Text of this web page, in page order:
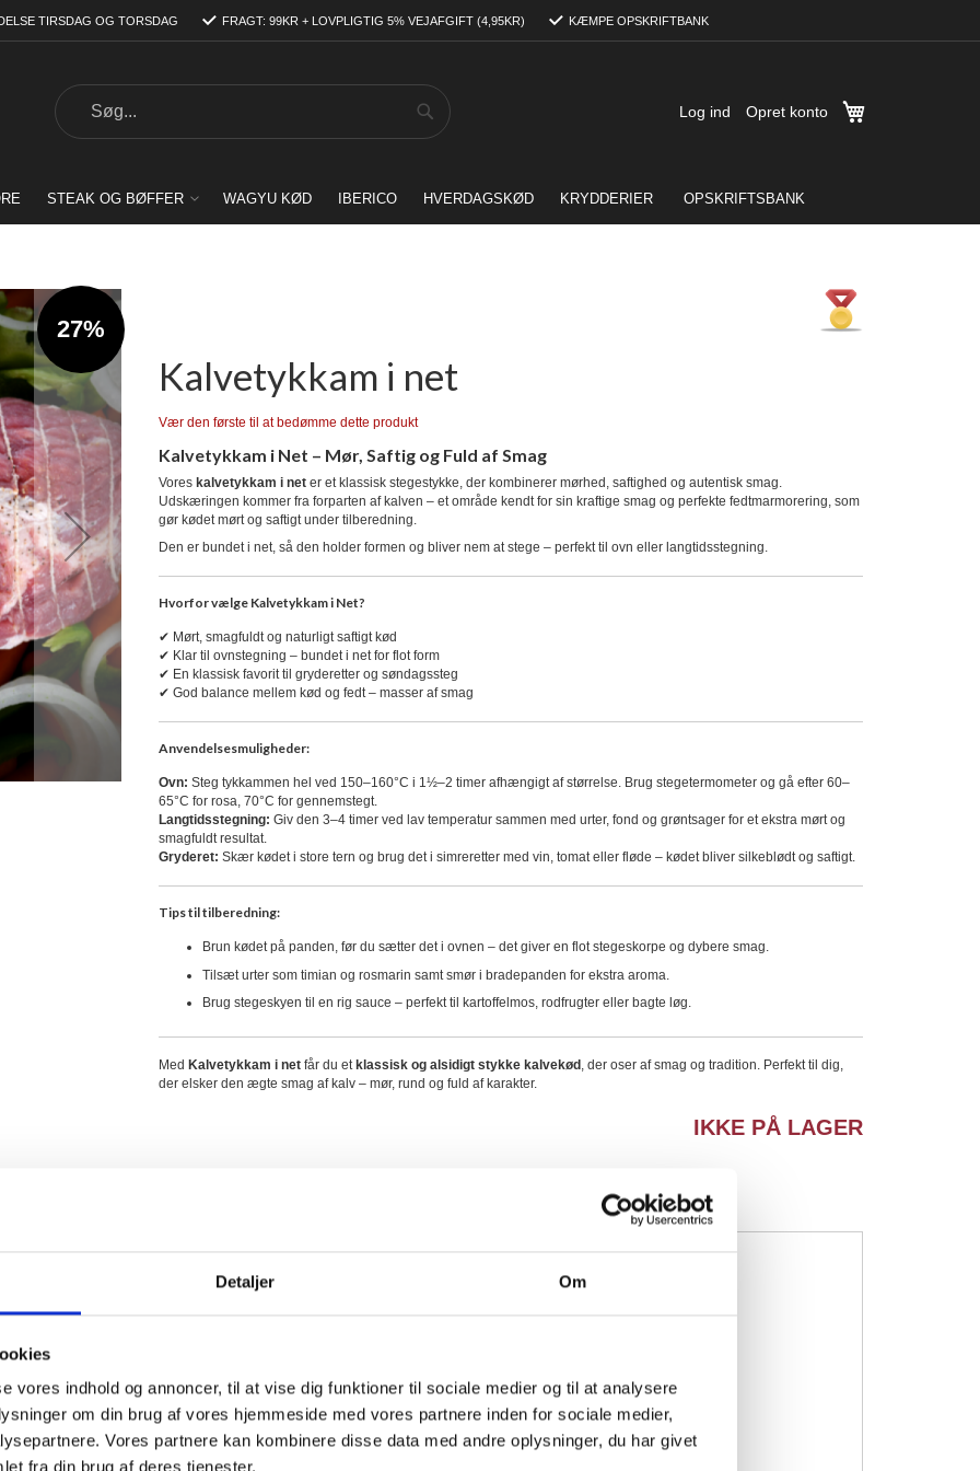
Detaljer Om
vores indhold og annoncer, til at vise dig funktioner til sociale medier og til at analysere
om din brug af vores hjemmeside med vores partnere inden for sociale medier,
Vores partnere kan kombinere disse data med andre oplysninger, du har givet
fra din brug af deres tjenester.
TIRSDAG OG TORSDAG FRAGT: 99KR + LOVPLIGTIG 5% VEJAFGIFT (4,95KR) KÆMPE OPSKRIFTBANK
Log ind Opret konto
Search
Search
STEAK OG BØFFER WAGYU KØD IBERICO HVERDAGSKØD KRYDDERIER OPSKRIFTSBANK
27%
Kalvetykkam i net
Vær den første til at bedømme dette produkt
Kalvetykkam i Net – Mør, Saftig og Fuld af Smag
Vores kalvetykkam i neter et klassisk stegestykke, der kombinerer mørhed, saftighed og autentisk smag.
Udskæringen kommer fra forparten af kalven – et område kendt for sin kraftige smag og perfekte fedtmarmorering, som
gør kødet mørt og saftigt under tilberedning.
Den er bundet i net, så den holder formen og bliver nem at stege – perfekt til ovn eller langtidsstegning.
Hvorfor vælge Kalvetykkam i Net?
✔ Mørt, smagfuldt og naturligt saftigt kød
✔ Klar til ovnstegning – bundet i net for flot form
✔ En klassisk favorit til gryderetter og søndagssteg
✔ God balance mellem kød og fedt – masser af smag
Anvendelsesmuligheder:
Ovn: Steg tykkammen hel ved 150–160°C i 1½–2 timer afhængigt af størrelse. Brug stegetermometer og gå efter 60–
65°C for rosa, 70°C for gennemstegt.
Langtidsstegning: Giv den 3–4 timer ved lav temperatur sammen med urter, fond og grøntsager for et ekstra mørt og
smagfuldt resultat.
Gryderet: Skær kødet i store tern og brug det i simreretter med vin, tomat eller fløde – kødet bliver silkeblødt og saftigt.
Tips til tilberedning:
Brun kødet på panden, før du sætter det i ovnen – det giver en flot stegeskorpe og dybere smag.
Tilsæt urter som timian og rosmarin samt smør i bradepanden for ekstra aroma.
Brug stegeskyen til en rig sauce – perfekt til kartoffelmos, rodfrugter eller bagte løg.
Med Kalvetykkam i netfår du et klassisk og alsidigt stykke kalvekød, der oser af smag og tradition. Perfekt til dig,
der elsker den ægte smag af kalv – mør, rund og fuld af karakter.
IKKE PÅ LAGER